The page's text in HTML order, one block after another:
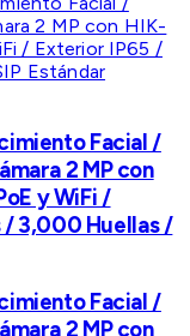
Facial /
2 MP con
y WiFi /
/ 3,000 Huellas /
Facial /
2 MP con